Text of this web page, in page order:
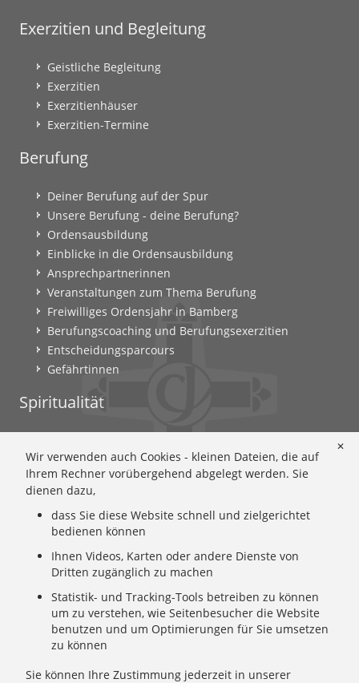
Exerzitien und Begleitung
Geistliche Begleitung
Exerzitien
Exerzitienhäuser
Exerzitien-Termine
Berufung
Deiner Berufung auf der Spur
Unsere Berufung - deine Berufung?
Ordensausbildung
Einblicke in die Ordensausbildung
Ansprechpartnerinnen
Veranstaltungen zum Thema Berufung
Freiwilliges Ordensjahr in Bamberg
Berufungscoaching und Berufungsexerzitien
Entscheidungsparcours
Gefährtinnen
Spiritualität
Ignatianisch beten: Wie geht das? Eine Anleitung
Ignatianisch und weiblich: Mary Wards Spiritualität
Mary-Ward: Geschichte und Texte im Überblick
Mary Ward 400: Mary Wards erster Weg nach Rom
Spirituelle Impulse
Zeitschrift: Spiritualität konkret
Gemeinschaft
Wer wir sind: Ignatianisch - Weiblich - CJ
Wie wir leben: Unsere Sendung
✕
Wir verwenden auch Cookies - kleinen Dateien, die auf
Ihrem Rechner vorübergehend abgelegt werden. Sie
dienen dazu,
dass Sie diese Website schnell und zielgerichtet
bedienen können
Ihnen Videos, Karten oder andere Dienste von
Dritten zugänglich zu machen
Statistik- und Tracking-Tools betreiben zu können
um zu verstehen, wie Seitenbesucher die Website
benutzen und um Optimierungen für Sie umsetzen
zu können
Sie können Ihre Zustimmung jederzeit in unserer